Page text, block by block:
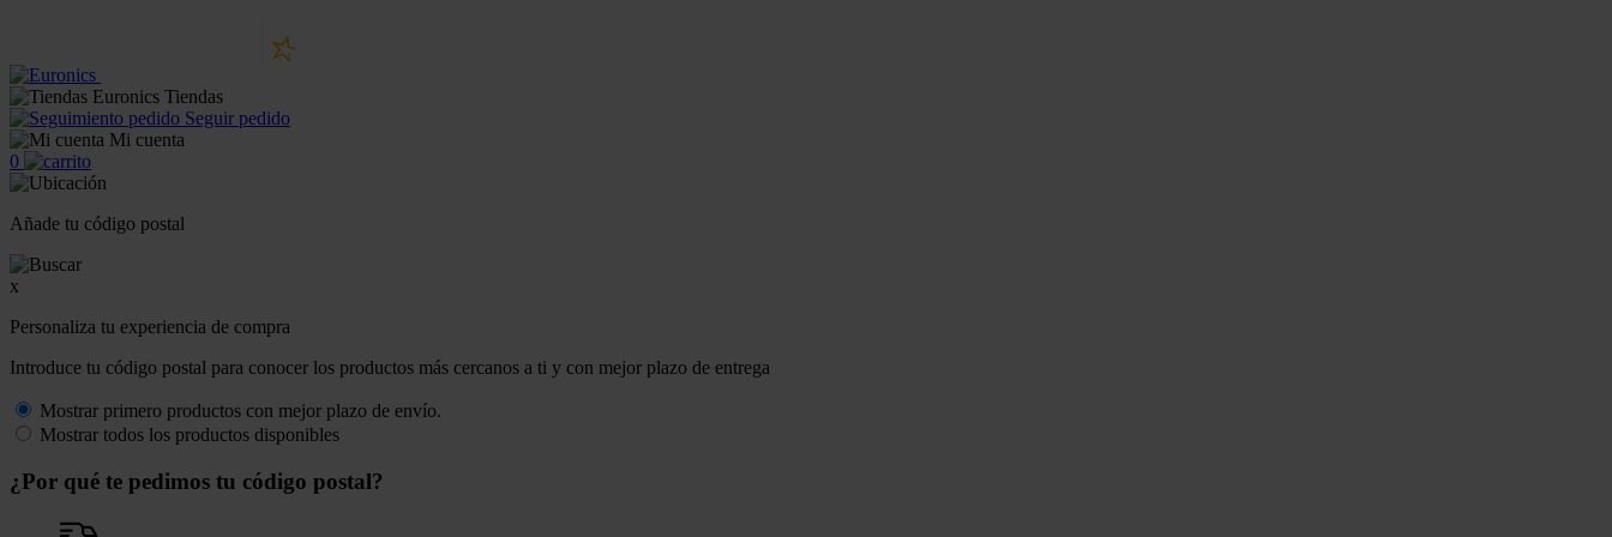
Tiendas
Seguir pedido
Mi cuenta
0
Añade tu código postal
x
Personaliza tu experiencia de compra
Introduce tu código postal para conocer los productos más cercanos a ti y con mejor plazo de entrega
Mostrar primero productos con mejor plazo de envío.
Mostrar todos los productos disponibles
¿Por qué te pedimos tu código postal?